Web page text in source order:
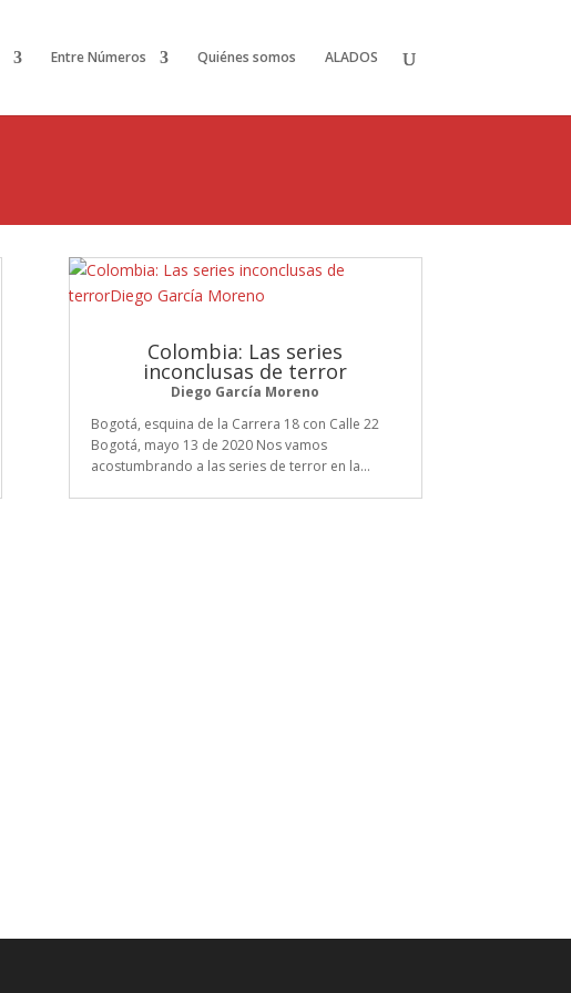
Entre Números Quiénes somos ALADOS
Colombia: Las series
inconclusas de terror
Diego García Moreno
Bogotá, esquina de la Carrera 18 con Calle 22
Bogotá, mayo 13 de 2020 Nos vamos
acostumbrando a las series de terror en la...